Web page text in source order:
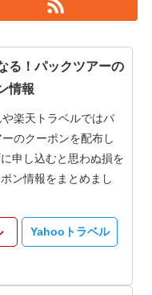
る！パックツアーの
情報
や楽天トラベルではパ
ーのクーポンを配布し
申し込むと思わぬ損を
ン情報をまとめまし
Yahooトラベル